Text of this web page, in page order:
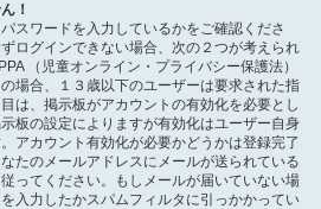
！
スワードを入力しているかをご確認くださ
ログインできない場合、次の２つが考えられ
（児童オンライン・プライバシー保護法）
場合、１３歳以下のユーザーは要求された指
は、掲示板がアカウントの有効化を必要とし
板の設定によりますが有効化はユーザー自身
アカウント有効化が必要かどうかは登録完了
たのメールアドレスにメールが送られている
ってください。もしメールが届いていない場
入力したかスパムフィルタに引っかかってい